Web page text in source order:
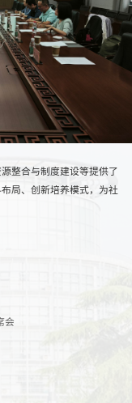
整合与制度建设等提供了
局、创新培养模式，为社
会